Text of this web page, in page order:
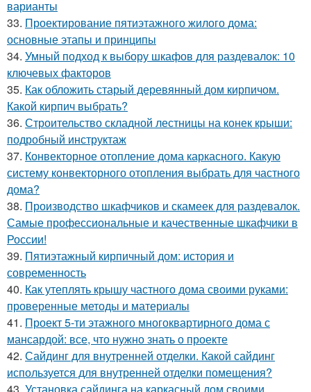
варианты
33. Проектирование пятиэтажного жилого дома:
основные этапы и принципы
34. Умный подход к выбору шкафов для раздевалок: 10
ключевых факторов
35. Как обложить старый деревянный дом кирпичом.
Какой кирпич выбрать?
36. Строительство складной лестницы на конек крыши:
подробный инструктаж
37. Конвекторное отопление дома каркасного. Какую
систему конвекторного отопления выбрать для частного
дома?
38. Производство шкафчиков и скамеек для раздевалок.
Самые профессиональные и качественные шкафчики в
России!
39. Пятиэтажный кирпичный дом: история и
современность
40. Как утеплять крышу частного дома своими руками:
проверенные методы и материалы
41. Проект 5-ти этажного многоквартирного дома с
мансардой: все, что нужно знать о проекте
42. Сайдинг для внутренней отделки. Какой сайдинг
используется для внутренней отделки помещения?